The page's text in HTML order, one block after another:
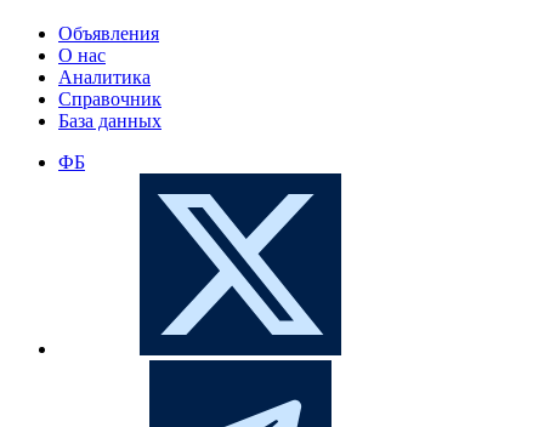
Объявления
О нас
Аналитика
Справочник
База данных
ФБ